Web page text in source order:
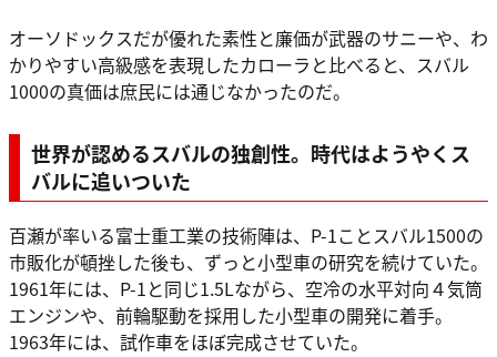
オーソドックスだが優れた素性と廉価が武器のサニーや、わ
かりやすい高級感を表現したカローラと比べると、スバル
1000の真価は庶民には通じなかったのだ。
世界が認めるスバルの独創性。時代はようやくス
バルに追いついた
百瀬が率いる富士重工業の技術陣は、P-1ことスバル1500の
市販化が頓挫した後も、ずっと小型車の研究を続けていた。
1961年には、P-1と同じ1.5Lながら、空冷の水平対向４気筒
エンジンや、前輪駆動を採用した小型車の開発に着手。
1963年には、試作車をほぼ完成させていた。